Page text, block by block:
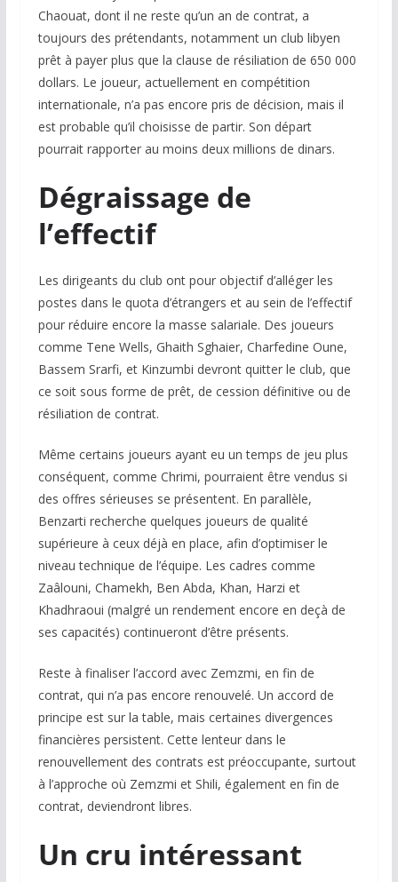
Chaouat, dont il ne reste qu’un an de contrat, a
toujours des prétendants, notamment un club libyen
prêt à payer plus que la clause de résiliation de 650 000
dollars. Le joueur, actuellement en compétition
internationale, n’a pas encore pris de décision, mais il
est probable qu’il choisisse de partir. Son départ
pourrait rapporter au moins deux millions de dinars.
Dégraissage de
l’effectif
Les dirigeants du club ont pour objectif d’alléger les
postes dans le quota d’étrangers et au sein de l’effectif
pour réduire encore la masse salariale. Des joueurs
comme Tene Wells, Ghaith Sghaier, Charfedine Oune,
Bassem Srarfi, et Kinzumbi devront quitter le club, que
ce soit sous forme de prêt, de cession définitive ou de
résiliation de contrat.
Même certains joueurs ayant eu un temps de jeu plus
conséquent, comme Chrimi, pourraient être vendus si
des offres sérieuses se présentent. En parallèle,
Benzarti recherche quelques joueurs de qualité
supérieure à ceux déjà en place, afin d’optimiser le
niveau technique de l’équipe. Les cadres comme
Zaâlouni, Chamekh, Ben Abda, Khan, Harzi et
Khadhraoui (malgré un rendement encore en deçà de
ses capacités) continueront d’être présents.
Reste à finaliser l’accord avec Zemzmi, en fin de
contrat, qui n’a pas encore renouvelé. Un accord de
principe est sur la table, mais certaines divergences
financières persistent. Cette lenteur dans le
renouvellement des contrats est préoccupante, surtout
à l’approche où Zemzmi et Shili, également en fin de
contrat, deviendront libres.
Un cru intéressant